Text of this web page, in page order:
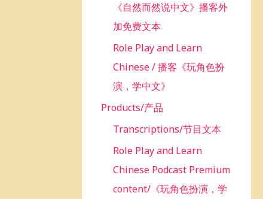
《自然而然说中文》播客外
加免费文本
Role Play and Learn
Chinese / 播客《玩角色扮
演，学中文》
Products/产品
Transcriptions/节目文本
Role Play and Learn
Chinese Podcast Premium
content/《玩角色扮演，学